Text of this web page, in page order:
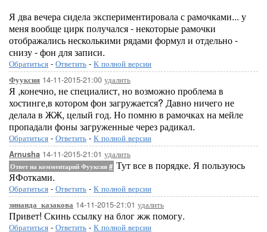
Я два вечера сидела экспериментировала с рамочками... у
меня вообще цирк получался - некоторые рамочки
отображались несколькими рядами формул и отдельно -
снизу - фон для записи.
Обратиться - Ответить - К полной версии
Фууксия 14-11-2015-21:00 удалить
Я ,конечно, не специалист, но возможно проблема в
хостинге,в котором фон загружается? Давно ничего не
делала в ЖЖ, целый год. Но помню в рамочках на мейле
пропадали фоны загруженные через радикал.
Обратиться - Ответить - К полной версии
Arnusha 14-11-2015-21:01 удалить
Ответ на комментарий Фууксия # Тут все в порядке. Я пользуюсь
ЯФотками.
Обратиться - Ответить - К полной версии
зинаида_казакова 14-11-2015-21:01 удалить
Привет! Скинь ссылку на блог жж помогу.
Обратиться - Ответить - К полной версии